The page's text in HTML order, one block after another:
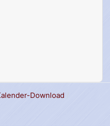
Download